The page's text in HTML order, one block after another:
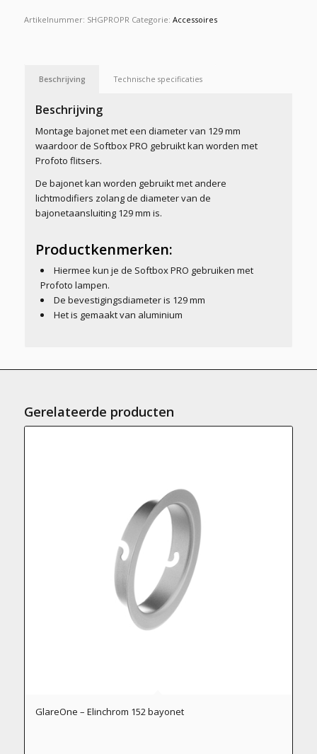
Artikelnummer: SHGPROPR Categorie: Accessoires
Beschrijving Technische specificaties
Beschrijving
Montage bajonet met een diameter van 129 mm
waardoor de Softbox PRO gebruikt kan worden met
Profoto flitsers.
De bajonet kan worden gebruikt met andere
lichtmodifiers zolang de diameter van de
bajonetaansluiting 129 mm is.
Productkenmerken:
Hiermee kun je de Softbox PRO gebruiken met
Profoto lampen.
De bevestigingsdiameter is 129 mm
Het is gemaakt van aluminium
Gerelateerde producten
GlareOne – Elinchrom 152 bayonet